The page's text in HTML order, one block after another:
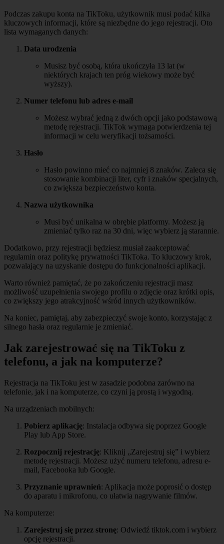
Podczas zakupu konta na TikToku, użytkownik musi podać kilka
kluczowych informacji, które są niezbędne do jego rejestracji. Oto
lista wymaganych danych:
Data urodzenia
Musisz być osobą, która ukończyła 13 lat (w
niektórych krajach ten próg wiekowy może być
wyższy).
Numer telefonu lub adres e-mail
Możesz wybrać jedną z dwóch opcji jako podstawową
metodę rejestracji. TikTok wymaga potwierdzenia tej
informacji w celu weryfikacji tożsamości.
Hasło
Hasło powinno mieć co najmniej 8 znaków. Zaleca się
stosowanie kombinacji liter, cyfr i znaków specjalnych,
co zwiększa bezpieczeństwo konta.
Nazwa użytkownika
Musi być unikalna w obrębie platformy. Możesz ją
zmieniać tylko raz na 30 dni, więc wybierz ją starannie.
Dodatkowo, przy rejestracji będziesz musiał zaakceptować
regulamin oraz politykę prywatności TikToka. To kluczowy krok,
pozwalający na uzyskanie dostępu do funkcjonalności aplikacji.
Warto również pamiętać, że po zakończeniu rejestracji masz
możliwość uzupełnienia swojego profilu o zdjęcie oraz krótki opis,
co zwiększy jego atrakcyjność wśród innych użytkowników.
Na koniec, pamiętaj, aby zabezpieczyć swoje konto, korzystając z
silnego hasła oraz regularnie je zmieniać.
Jak zarejestrować się na TikToku z
telefonu, a jak na komputerze?
Rejestracja na TikToku jest w zasadzie podobna zarówno na
telefonie, jak i na komputerze, co czyni ją prostą i wygodną.
Na urządzeniach mobilnych:
Pobierz aplikację: Instalacja odbywa się poprzez Google
Play lub App Store.
Rozpocznij rejestrację: Kliknij „Zarejestruj się” i wybierz
metodę rejestracji. Możesz użyć numeru telefonu, adresu e-
mail, Facebooka lub Google.
Przyznanie uprawnień: Aplikacja może poprosić o dostęp
do aparatu i mikrofonu, co ułatwia nagrywanie filmów.
Na komputerze:
Zarejestruj się przez stronę: Odwiedź tiktok.com i wybierz
opcję rejestracji.